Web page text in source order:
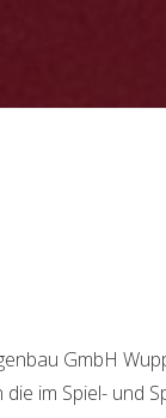
GmbH
im Spiel- und